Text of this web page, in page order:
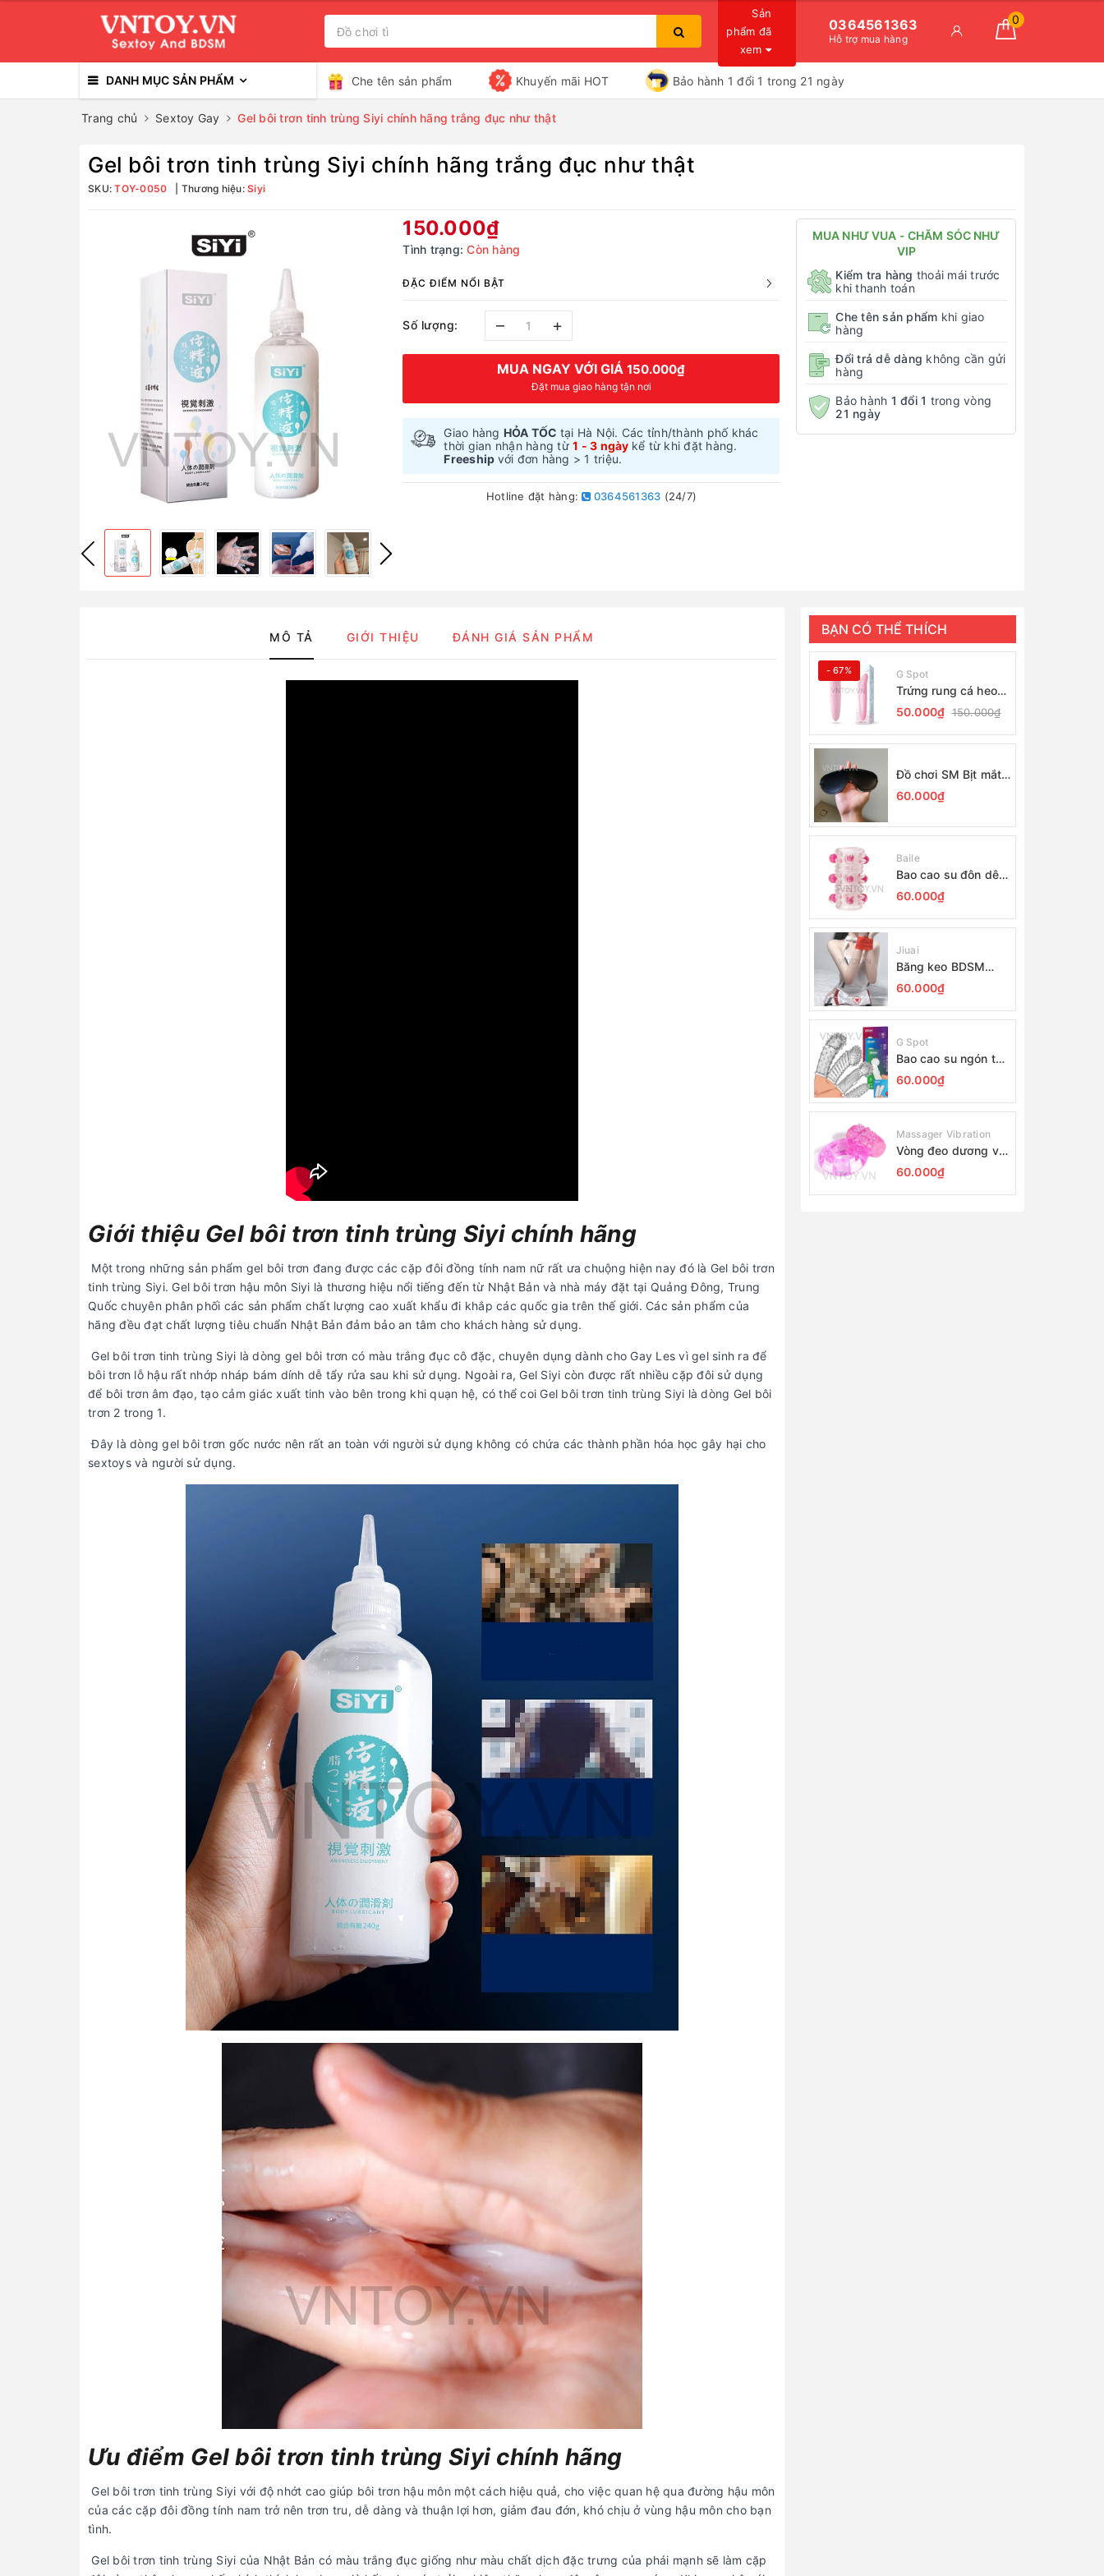
Sản
phẩm đã
xem
0364561363
Hỗ trợ mua hàng
0
DANH MỤC SẢN PHẨM Che tên sản phẩm Khuyến mãi HOT Bảo hành 1 đổi 1 trong 21 ngày
Trang chủ Sextoy Gay Gel bôi trơn tinh trùng Siyi chính hãng trắng đục như thật
Gel bôi trơn tinh trùng Siyi chính hãng trắng đục như thật
SKU:TOY-0050 Thương hiệu: Siyi
150.000₫
Tình trạng: Còn hàng
ĐẶC ĐIỂM NỔI BẬT
Số lượng: – +
MUA NGAY VỚI GIÁ150.000₫
Đặt mua giao hàng tận nơi
Giao hàng HỎA TỐC tại Hà Nội. Các tỉnh/thành phố khác
thời gian nhận hàng từ1 - 3 ngày kể từ khi đặt hàng.
Freeship với đơn hàng > 1 triệu.
Hotline đặt hàng: 0364561363 (24/7)
MUA NHƯ VUA - CHĂM SÓC NHƯ
VIP
Kiểm tra hàng thoải mái trước
khi thanh toán
Che tên sản phẩm khi giao
hàng
Đổi trả dễ dàng không cần gửi
hàng
Bảo hành 1 đổi 1 trong vòng
21 ngày
MÔ TẢ GIỚI THIỆU ĐÁNH GIÁ SẢN PHẨM
Giới thiệu Gel bôi trơn tinh trùng Siyi chính hãng
Một trong những sản phẩm gel bôi trơn đang được các cặp đôi đồng tính nam nữ rất ưa chuộng hiện nay đó là Gel bôi trơn
tinh trùng Siyi. Gel bôi trơn hậu môn Siyi là thương hiệu nổi tiếng đến từ Nhật Bản và nhà máy đặt tại Quảng Đông, Trung
Quốc chuyên phân phối các sản phẩm chất lượng cao xuất khẩu đi khắp các quốc gia trên thế giới. Các sản phẩm của
hãng đều đạt chất lượng tiêu chuẩn Nhật Bản đảm bảo an tâm cho khách hàng sử dụng.
Gel bôi trơn tinh trùng Siyi là dòng gel bôi trơn có màu trắng đục cô đặc, chuyên dụng dành cho Gay Les vì gel sinh ra để
bôi trơn lỗ hậu rất nhớp nháp bám dính dễ tẩy rửa sau khi sử dụng. Ngoài ra, Gel Siyi còn được rất nhiều cặp đôi sử dụng
để bôi trơn âm đạo, tạo cảm giác xuất tinh vào bên trong khi quạn hệ, có thể coi Gel bôi trơn tinh trùng Siyi là dòng Gel bôi
trơn 2 trong 1.
Đây là dòng gel bôi trơn gốc nước nên rất an toàn với người sử dụng không có chứa các thành phần hóa học gây hại cho
sextoys và người sử dụng.
Ưu điểm Gel bôi trơn tinh trùng Siyi chính hãng
Gel bôi trơn tinh trùng Siyi với độ nhớt cao giúp bôi trơn hậu môn một cách hiệu quả, cho việc quan hệ qua đường hậu môn
của các cặp đôi đồng tính nam trở nên trơn tru, dễ dàng và thuận lợi hơn, giảm đau đớn, khó chịu ở vùng hậu môn cho bạn
tình.
Gel bôi trơn tinh trùng Siyi của Nhật Bản có màu trắng đục giống như màu chất dịch đặc trưng của phái mạnh sẽ làm cặp
BẠN CÓ THỂ THÍCH
- 67% G Spot
Trứng rung cá heo
giá rẻ massage
điểm G
50.000₫ 150.000₫
Đồ chơi SM Bịt mắt
giá rẻ da PU
60.000₫
Baile
Bao cao su đôn dên
gắn bi khúc giữa
60.000₫
Jiuai
Băng keo BDSM
không dính - Đồ chơi
bạo dâm
60.000₫
G Spot
Bao cao su ngón tay
G Spot nhiều gai
60.000₫
Massager Vibration
Vòng đeo dương vật
Silicon rung đầu
chim giá rẻ
60.000₫